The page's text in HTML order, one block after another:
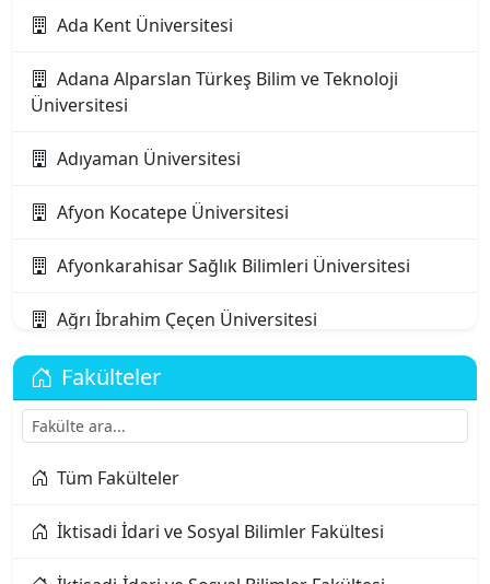
Ada Kent Üniversitesi
Adana Alparslan Türkeş Bilim ve Teknoloji
Üniversitesi
Adıyaman Üniversitesi
Afyon Kocatepe Üniversitesi
Afyonkarahisar Sağlık Bilimleri Üniversitesi
Ağrı İbrahim Çeçen Üniversitesi
Akdeniz Karpaz Üniversitesi
Akdeniz Üniversitesi
Aksaray Üniversitesi
Alanya Alaaddin Keykubat Üniversitesi
Fakülteler
Tüm Fakülteler
İktisadi İdari ve Sosyal Bilimler Fakültesi